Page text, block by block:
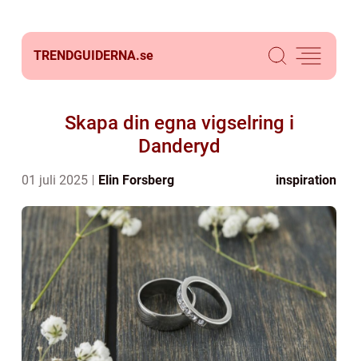
TRENDGUIDERNA.se
Skapa din egna vigselring i
Danderyd
01 juli 2025 Elin Forsberg inspiration